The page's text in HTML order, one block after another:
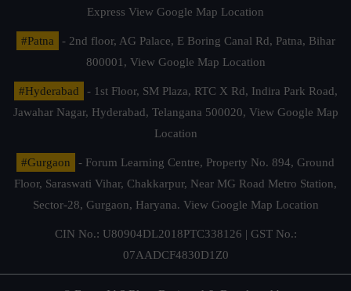
Express View Google Map Location
#Patna
- 2nd floor, AG Palace, E Boring Canal Rd, Patna, Bihar
800001, View Google Map Location
#Hyderabad
- 1st Floor, SM Plaza, RTC X Rd, Indira Park Road,
Jawahar Nagar, Hyderabad, Telangana 500020, View Google Map
Location
#Gurgaon
- Forum Learning Centre, Property No. 894, Ground
Floor, Saraswati Vihar, Chakkarpur, Near MG Road Metro Station,
Sector-28, Gurgaon, Haryana. View Google Map Location
CIN No.: U80904DL2018PTC338126 | GST No.:
07AADCF4830D1Z0